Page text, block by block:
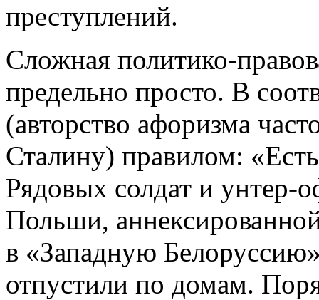
преступлений.
Сложная политико-
предельно просто. В
(авторство афоризма
Сталину) правилом:
Рядовых солдат и унтер-
Польши,
в «Западную
отпустили по домам.